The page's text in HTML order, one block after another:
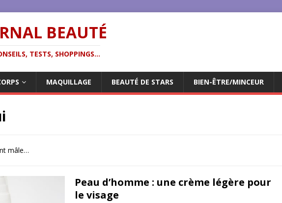
BEAUTÉ
TESTS, SHOPPINGS...
MAQUILLAGE BEAUTÉ DE STARS BIEN-ÊTRE/MINCEUR
mâle…
Peau d’homme : une crème légère pour
le visage